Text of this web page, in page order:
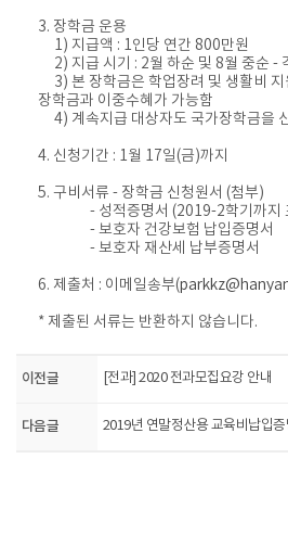
3. 장학금 운용
1) 지급액 : 1인당 연간 800만원
2) 지급 시기 : 2월 하순 및 8월 중순 -
3) 본 장학금은 학업장려 및 생활비 지
장학금과 이중수혜가 가능함
4) 계속지급 대상자도 국가장학금을
4. 신청기간 : 1월 17일(금)까지
5. 구비서류 - 장학금 신청원서 (첨부)
- 성적증명서 (2019-2학기까지
- 보호자 건강보험 납입증명서
- 보호자 재산세 납부증명서
6. 제출처 : 이메일송부(
* 제출된 서류는 반환하지 않습니다.
이전글 [전과] 2020 전과모집요강 안내
다음글 2019년 연말정산용 교육비납입증